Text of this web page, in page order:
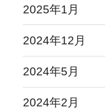
2025年1月
2024年12月
2024年5月
2024年2月